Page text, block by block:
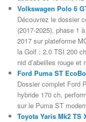
Volkswagen Polo 6
Découvrez le dossier
(2017-2025), phase 1
2017 sur plateforme
la Golf : 2.0 TSI 200
nid d’abeilles rouge
Ford Puma ST
Dossier complet Ford
hybride 170 ch,
sur le Puma ST
Toyota Yaris Mk2 TS